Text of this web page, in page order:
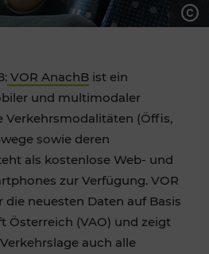
VOR AnachB ist ein
und multimodaler
Verkehrsmodalitäten (Öffis,
sowie deren
als kostenlose Web- und
zur Verfügung. VOR
neuesten Daten auf Basis
Österreich (VAO) und zeigt
auch alle